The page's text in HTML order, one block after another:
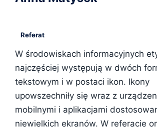
Referat
W środowiskach informacyjnych
najczęściej występują w dwóch
tekstowym i w postaci ikon. Ikony
upowszechniły się wraz z
mobilnymi i aplikacjami
niewielkich ekranów. W referacie